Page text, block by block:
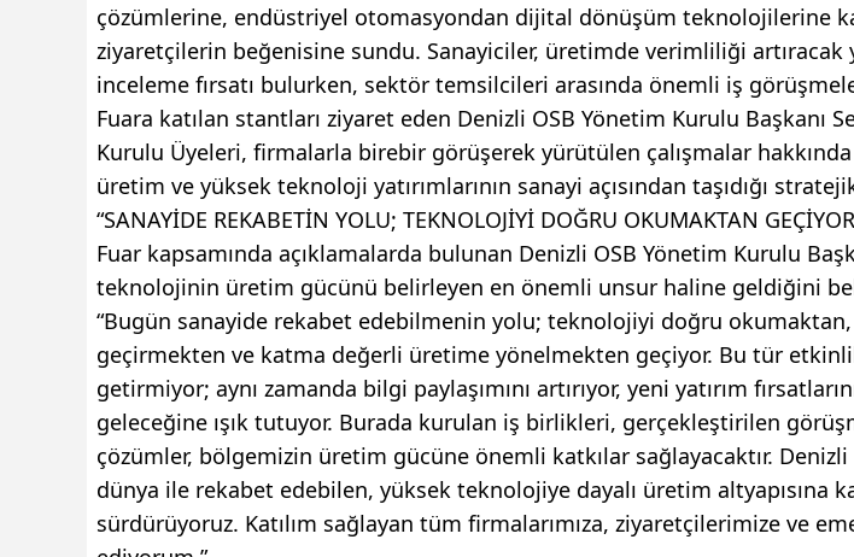
çözümlerine, endüstriyel otomasyondan dijital dönüşüm teknolojilerine
ziyaretçilerin beğenisine sundu. Sanayiciler, üretimde verimliliği
inceleme fırsatı bulurken, sektör temsilcileri arasında önemli iş
Fuara katılan stantları ziyaret eden Denizli OSB Yönetim Kurulu Başkanı
Kurulu Üyeleri, firmalarla birebir görüşerek yürütülen çalışmalar
üretim ve yüksek teknoloji yatırımlarının sanayi açısından taşıdığı
“SANAYİDE REKABETİN YOLU; TEKNOLOJİYİ DOĞRU OKUMAKTAN
Fuar kapsamında açıklamalarda bulunan Denizli OSB Yönetim Kurulu
teknolojinin üretim gücünü belirleyen en önemli unsur haline geldiğini
“Bugün sanayide rekabet edebilmenin yolu; teknolojiyi doğru
geçirmekten ve katma değerli üretime yönelmekten geçiyor. Bu tür
getirmiyor; aynı zamanda bilgi paylaşımını artırıyor, yeni yatırım
geleceğine ışık tutuyor. Burada kurulan iş birlikleri, gerçekleştirilen
çözümler, bölgemizin üretim gücüne önemli katkılar sağlayacaktır.
dünya ile rekabet edebilen, yüksek teknolojiye dayalı üretim altyapısına
sürdürüyoruz. Katılım sağlayan tüm firmalarımıza, ziyaretçilerimize ve